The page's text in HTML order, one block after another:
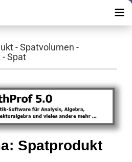
- Spatvolumen -
Spat
Spatprodukt